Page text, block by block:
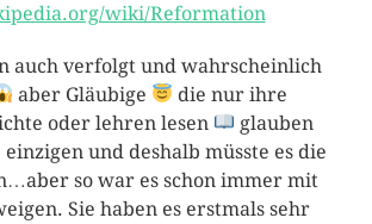
wiki/Reformation
auch verfolgt und wahrscheinlich
aber Gläubige
die nur ihre
oder lehren lesen
glauben
und deshalb müsste es die
so war es schon immer mit
Sie haben es erstmals sehr